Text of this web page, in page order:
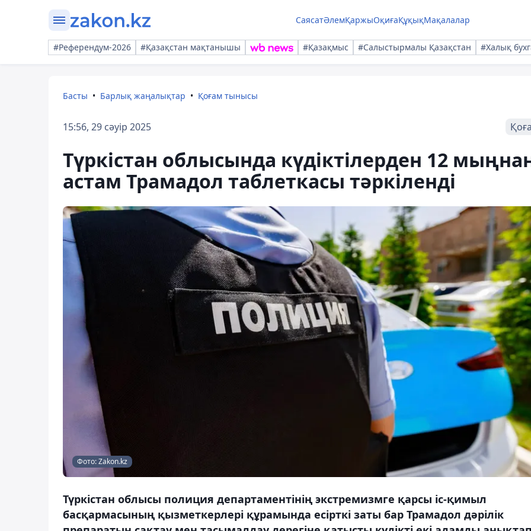
СаясатӘлемҚаржыОқиғаҚұқықМақалалар
#Референдум-2026 #Қазақстан мақтанышы #Қазақмыс #Салыстырмалы Қазақстан #Халық
Басты Барлық жаңалықтар Қоғам тынысы
15:56, 29 сәуір 2025
Түркістан облысында күдіктілерден 12
астам Трамадол таблеткасы тәркіленді
Фото: Zakon.kz
Түркістан облысы полиция департаментінің экстремизмге қарсы іс-қимыл
басқармасының қызметкерлері құрамында есірткі заты бар Трамадол дәрілік